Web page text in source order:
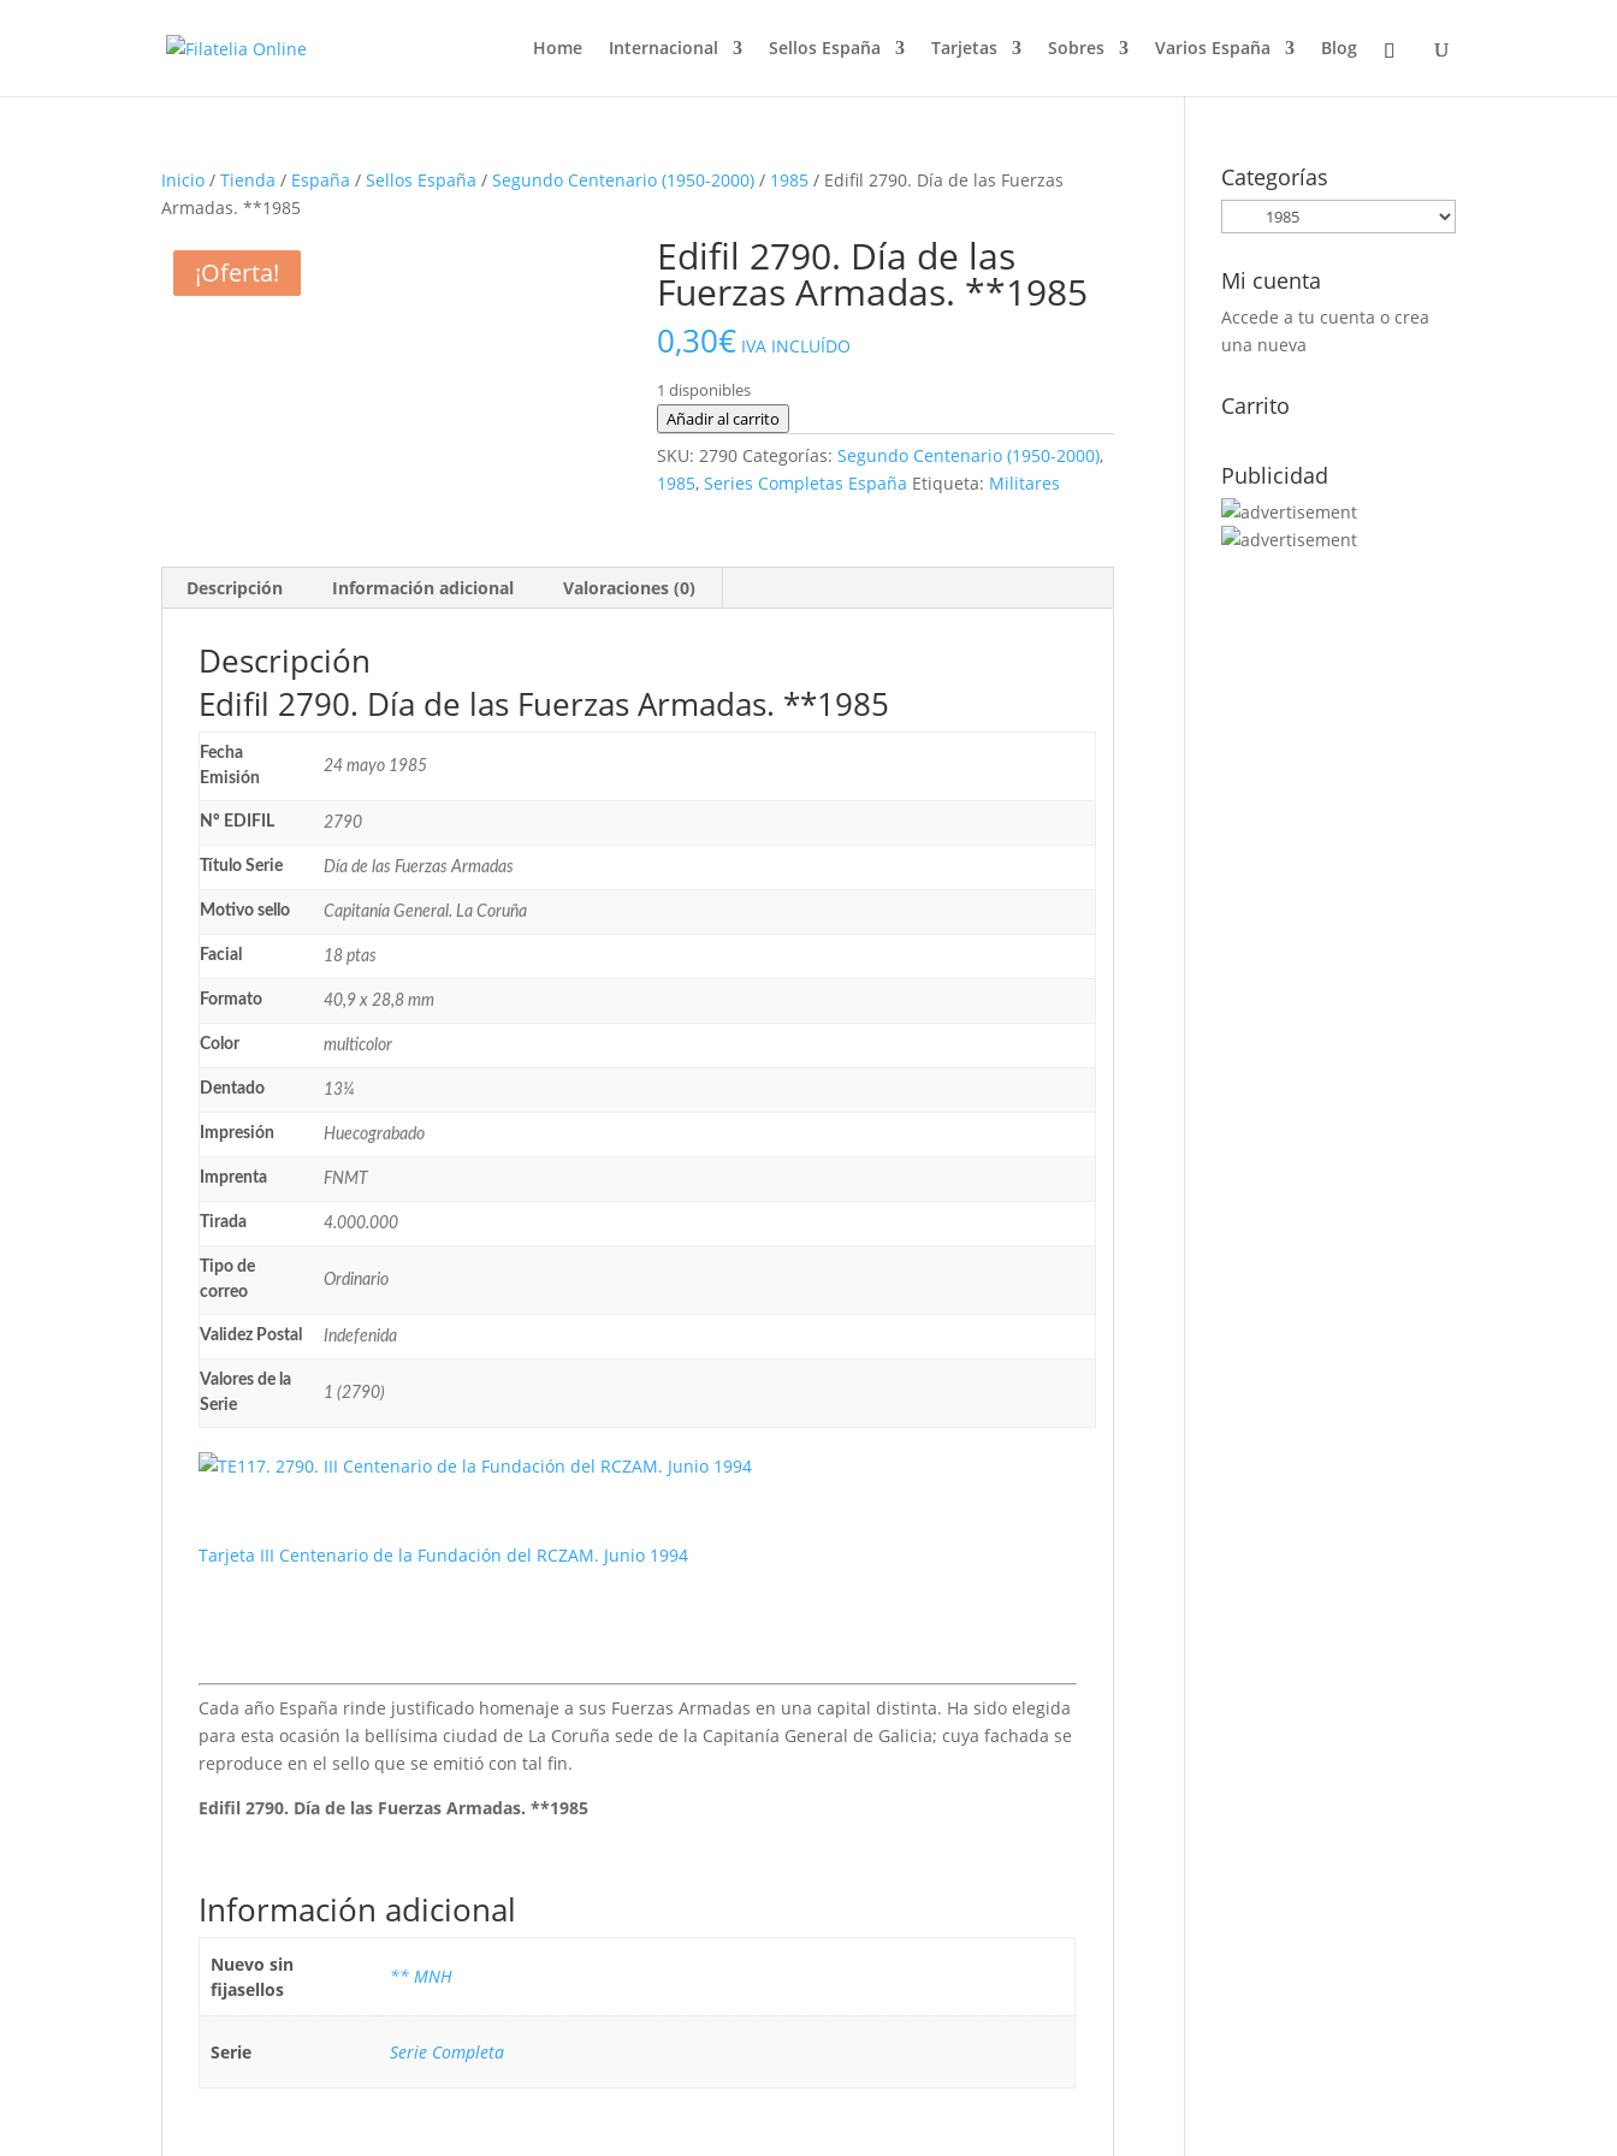
Home Internacional Sellos España Tarjetas Sobres Varios España Blog
Inicio /Tienda / España /Sellos España /Segundo Centenario (1950-2000) / 1985 / Edifil 2790. Día de las Fuerzas
Armadas. **1985
Edifil 2790. Día de las
Fuerzas Armadas. **1985
0,30€ IVA INCLUÍDO
1 disponibles
Edifil
2790.
Día
Armadas.
**1985
Añadir al carrito
SKU:2790 Categorías:Segundo Centenario (1950-2000),
1985,Series Completas España Etiqueta: Militares
Descripción Información adicional Valoraciones (0)
Descripción
Edifil 2790. Día de las Fuerzas Armadas. **1985
Fecha
Emisión
24 mayo 1985
Nº EDIFIL 2790
Título Serie Día de las Fuerzas Armadas
Motivo sello Capitanía General. La Coruña
Facial 18 ptas
Formato 40,9 x 28,8 mm
Color multicolor
Dentado 13¼
Impresión Huecograbado
Imprenta FNMT
Tirada 4.000.000
Tipo de
correo
Ordinario
Validez Postal Indefenida
Valores de la
Serie
1 (2790)
Tarjeta III Centenario de la Fundación del RCZAM. Junio 1994
Cada año España rinde justificado homenaje a sus Fuerzas Armadas en una capital distinta. Ha sido elegida
para esta ocasión la bellísima ciudad de La Coruña sede de la Capitanía General de Galicia; cuya fachada se
reproduce en el sello que se emitió con tal fin.
Edifil 2790. Día de las Fuerzas Armadas. **1985
Información adicional
Nuevo sin
fijasellos
** MNH
Serie Serie Completa
¡Oferta!
¡Oferta!
Categorías
Mi cuenta
Accede a tu cuenta o crea
una nueva
Carrito
Publicidad